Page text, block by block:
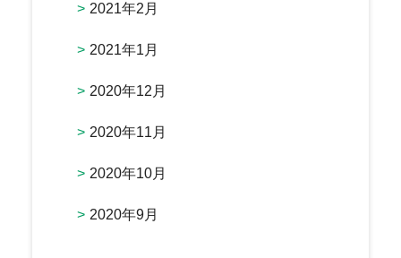
2021年2月
2021年1月
2020年12月
2020年11月
2020年10月
2020年9月